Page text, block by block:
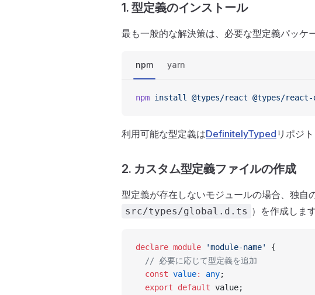
1. 型定義のインストール
最も一般的な解決策は、必要な型定義パッケ
npm yarn
npm install @types/react @types/react-
利用可能な型定義はDefinitelyTyped リポジ
2. カスタム型定義ファイルの作成
型定義が存在しないモジュールの場合、独自
src/types/global.d.ts ）を作成しま
declare module 'module-name'
{
  // 必要に応じて型定義を追加
  const
value: any;
  export
default value;